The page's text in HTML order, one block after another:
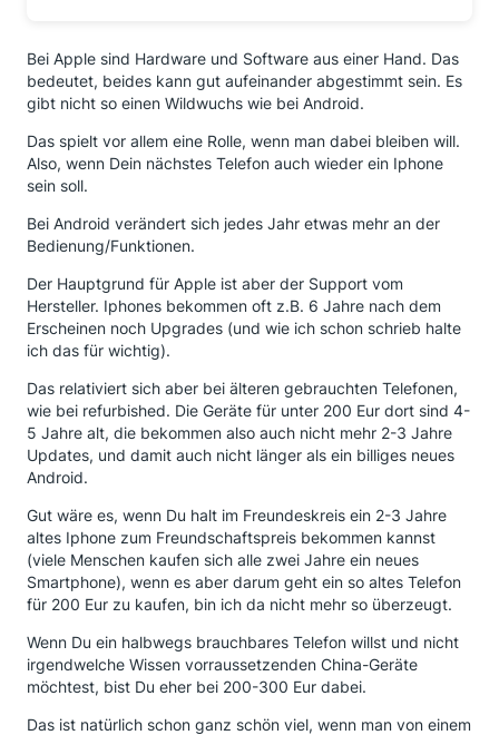
Bei Apple sind Hardware und Software aus einer Hand. Das
bedeutet, beides kann gut aufeinander abgestimmt sein. Es
gibt nicht so einen Wildwuchs wie bei Android.
Das spielt vor allem eine Rolle, wenn man dabei bleiben will.
Also, wenn Dein nächstes Telefon auch wieder ein Iphone
sein soll.
Bei Android verändert sich jedes Jahr etwas mehr an der
Bedienung/Funktionen.
Der Hauptgrund für Apple ist aber der Support vom
Hersteller. Iphones bekommen oft z.B. 6 Jahre nach dem
Erscheinen noch Upgrades (und wie ich schon schrieb halte
ich das für wichtig).
Das relativiert sich aber bei älteren gebrauchten Telefonen,
wie bei refurbished. Die Geräte für unter 200 Eur dort sind 4-
5 Jahre alt, die bekommen also auch nicht mehr 2-3 Jahre
Updates, und damit auch nicht länger als ein billiges neues
Android.
Gut wäre es, wenn Du halt im Freundeskreis ein 2-3 Jahre
altes Iphone zum Freundschaftspreis bekommen kannst
(viele Menschen kaufen sich alle zwei Jahre ein neues
Smartphone), wenn es aber darum geht ein so altes Telefon
für 200 Eur zu kaufen, bin ich da nicht mehr so überzeugt.
Wenn Du ein halbwegs brauchbares Telefon willst und nicht
irgendwelche Wissen vorraussetzenden China-Geräte
möchtest, bist Du eher bei 200-300 Eur dabei.
Das ist natürlich schon ganz schön viel, wenn man von einem